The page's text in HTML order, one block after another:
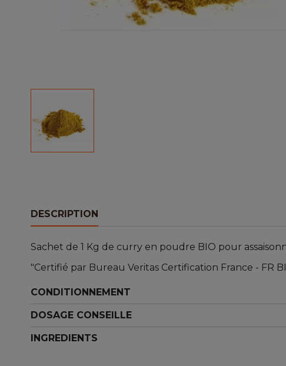
DESCRIPTION
Sachet de 1 Kg de curry en poudre BIO pour
"Certifié par Bureau Veritas Certification France - FR
CONDITIONNEMENT
DOSAGE CONSEILLE
INGREDIENTS